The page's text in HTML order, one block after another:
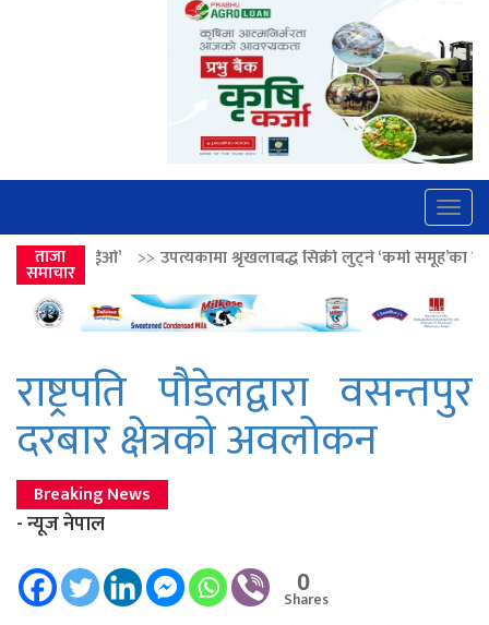
ताजा
समाचार
श्रृंखलाबद्ध सिक्री लुट्ने ‘कर्मा समूह’का नाइकेसहित पाँच पक्राउ >>
राष्ट्रपति पौडेलद्वारा वसन्तपुर
दरबार क्षेत्रको अवलोकन
Breaking News
- न्यूज नेपाल
0
Shares